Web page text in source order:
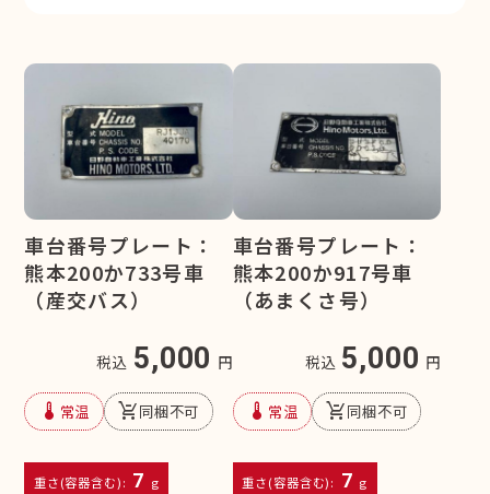
車台番号プレート：
熊本200か733号車
（産交バス）
税込 5,000 円
device_thermostat 常温 remove_shopping_cart同梱不可
重さ(容器含む): 7 g
車台番号プレート：
熊本200か917号車
（あまくさ号）
税込 5,000 円
device_thermostat 常温 remove_shopping_cart同梱不可
重さ(容器含む): 7 g